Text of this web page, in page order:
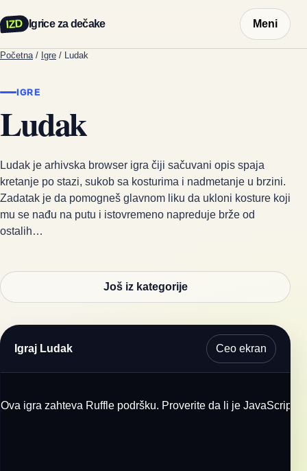
IZD Igrice za dečake Meni
Početna / Igre / Ludak
IGRE
Ludak
Ludak je arhivska browser igra čiji sačuvani opis spaja
kretanje po stazi, sukob sa kosturima i nadmetanje u brzini.
Zadatak je da pomogneš glavnom liku da ukloni kosture koji
mu se nađu na putu i istovremeno napreduje brže od
ostalih…
Još iz kategorije
Igraj Ludak Ceo ekran
Ova igra zahteva Ruffle podršku. Proverite da li je JavaScript